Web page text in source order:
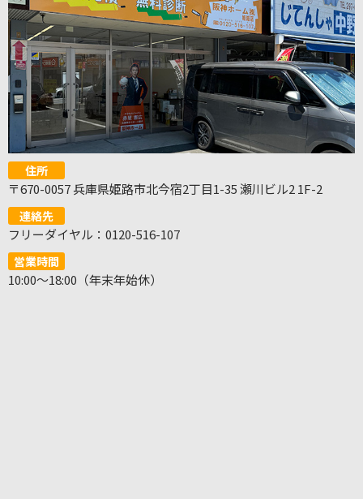
住所
〒670-0057 兵庫県姫路市北今宿2丁目1-35 瀬川ビル2 1F-2
連絡先
フリーダイヤル：0120-516-107
営業時間
10:00～18:00（年末年始休）